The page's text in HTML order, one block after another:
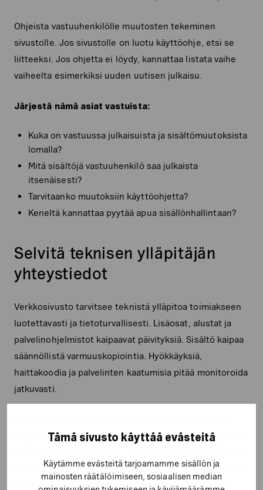
Tämä sivusto käyttää evästeitä
Käytämme evästeitä tarjoamamme sisällön ja
mainosten räätälöimiseen, sosiaalisen median
Ohjeista vastuuhenkilölle muutosten tekeminen
sivustolle. Jos sivustolle on luotu käyttöohje, etsi se
liitteeksi. Jos ohjetta ei löydy, kannattaa listata vaihe
vaiheelta esimerkiksi uuden uutisen julkaisu.
Järjestä nämä asiat vastuista:
Kuka on vastuussa julkaisuista ja sisältömuutoksista
lomalla?
Mitä sisältöjä vastuuhenkilö saa julkaista
itsenäisesti?
Tarvitaanko muutoksiin käyttöohjetta?
Keneltä kannattaa pyytää apua sisällönhallintaan?
Selvitä teknisen ylläpitäjän
yhteystiedot
Verkkosivusto tarvitsee teknistä ylläpitoa toimiakseen
luotettavasti ja tietoturvallisesti. Lisäosat, alustat ja
palvelinohjelmistot kaipaavat päivityksiä. Sisältö kaipaa
säännöllistä varmuuskopiointia. Hyökkäyksiä,
haittakoodia ja palvelinten kaatumisia pitää monitoroida
jatkuvasti.
näkymätön. Jos kesän aikana tulee kuitenkin ongelmia
täytyy ylläpitäjään olla yhteydessä. Silloin yhteystiedot
kannattaa olla lähellä.